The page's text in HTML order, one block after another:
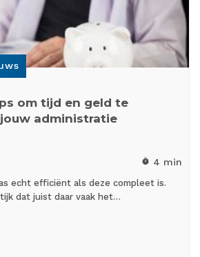
om tijd en geld te
administratie
timer 4 min
echt efficiënt als deze compleet is.
dat juist daar vaak het…